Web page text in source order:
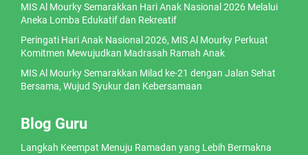
MIS Al Mourky Semarakkan Hari Anak Nasional 2026 Melalui
Aneka Lomba Edukatif dan Rekreatif
Peringati Hari Anak Nasional 2026, MIS Al Mourky Perkuat
Komitmen Mewujudkan Madrasah Ramah Anak
MIS Al Mourky Semarakkan Milad ke-21 dengan Jalan Sehat
Bersama, Wujud Syukur dan Kebersamaan
Blog Guru
Langkah Keempat Menuju Ramadan yang Lebih Bermakna